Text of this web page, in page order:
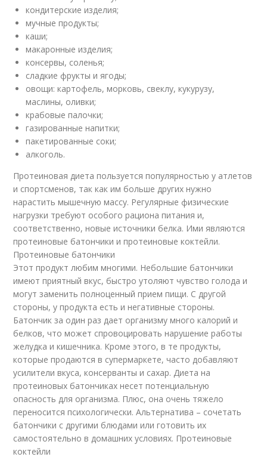
кондитерские изделия;
мучные продукты;
каши;
макаронные изделия;
консервы, соленья;
сладкие фрукты и ягоды;
овощи: картофель, морковь, свеклу, кукурузу,
маслины, оливки;
крабовые палочки;
газированные напитки;
пакетированные соки;
алкоголь.
Протеиновая диета пользуется популярностью у атлетов
и спортсменов, так как им больше других нужно
нарастить мышечную массу. Регулярные физические
нагрузки требуют особого рациона питания и,
соответственно, новые источники белка. Ими являются
протеиновые батончики и протеиновые коктейли.
Протеиновые батончики
Этот продукт любим многими. Небольшие батончики
имеют приятный вкус, быстро утоляют чувство голода и
могут заменить полноценный прием пищи. С другой
стороны, у продукта есть и негативные стороны.
Батончик за один раз дает организму много калорий и
белков, что может спровоцировать нарушение работы
желудка и кишечника. Кроме этого, в те продукты,
которые продаются в супермаркете, часто добавляют
усилители вкуса, консерванты и сахар. Диета на
протеиновых батончиках несет потенциальную
опасность для организма. Плюс, она очень тяжело
переносится психологически. Альтернатива – сочетать
батончики с другими блюдами или готовить их
самостоятельно в домашних условиях. Протеиновые
коктейли